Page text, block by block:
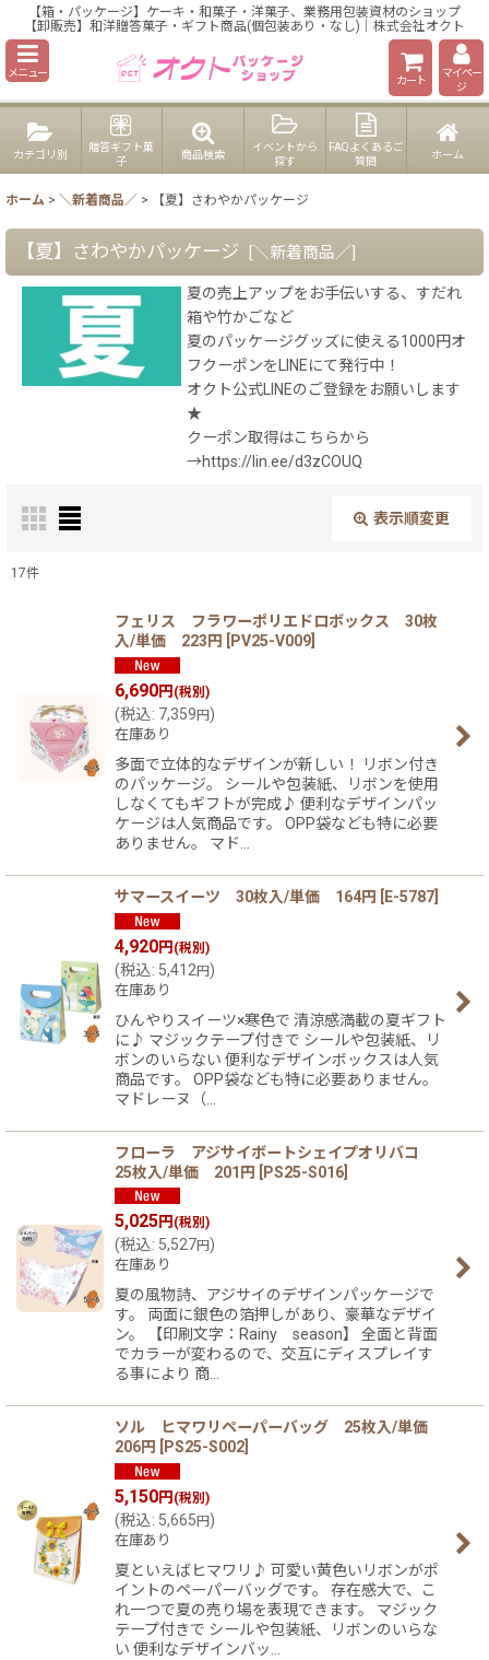
【箱・パッケージ】ケーキ・和菓子・洋菓子、業務用包装資材のショップ
【卸販売】和洋贈答菓子・ギフト商品(個包装あり・なし)｜株式会社オクト
メニュー
カート
マイペー
ジ
カテゴリ別
贈答ギフト菓
子
商品検索
イベントから
探す
FAQよくあるご
質問
ホーム
ホーム > ＼新着商品／ > 【夏】さわやかパッケージ
【夏】さわやかパッケージ [＼新着商品／]
夏の売上アップをお手伝いする、すだれ
箱や竹かごなど
夏のパッケージグッズに使える1000円オ
フクーポンをLINEにて発行中！
オクト公式LINEのご登録をお願いします
★
クーポン取得はこちらから
→https://lin.ee/d3zCOUQ
表示順変更
並び順:
絞り込む
17件
フェリス フラワーポリエドロボックス 30枚
入/単価 223円
PV25-V009
6,690円 (税別)
(税込: 7,359円)
在庫あり
多面で立体的なデザインが新しい！ リボン付き
のパッケージ。 シールや包装紙、リボンを使用
しなくてもギフトが完成♪ 便利なデザインパッ
ケージは人気商品です。 OPP袋なども特に必要
ありません。 マド…
サマースイーツ 30枚入/単価 164円 E-5787
4,920円(税別)
(税込: 5,412円)
在庫あり
ひんやりスイーツ×寒色で 清涼感満載の夏ギフト
に♪ マジックテープ付きで シールや包装紙、リ
ボンのいらない 便利なデザインボックスは人気
商品です。 OPP袋なども特に必要ありません。
マドレーヌ（…
フローラ アジサイボートシェイプオリバコ
25枚入/単価 201円 [PS25-S016]
5,025円 (税別)
(税込: 5,527円 )
在庫あり
夏の風物詩、アジサイのデザインパッケージで
す。 両面に銀色の箔押しがあり、豪華なデザイ
ン。 【印刷文字：Rainy season】 全面と背面
でカラーが変わるので、交互にディスプレイす
る事により 商…
ソル ヒマワリペーパーバッグ 25枚入/単価
206円
PS25-S002
5,150円 (税別)
(税込: 5,665 円 )
在庫あり
夏といえばヒマワリ♪ 可愛い黄色いリボンがポ
イントのペーパーバッグです。 存在感大で、こ
れ一つで夏の売り場を表現できます。 マジック
テープ付きで シールや包装紙、リボンのいらな
い 便利なデザインバッ…